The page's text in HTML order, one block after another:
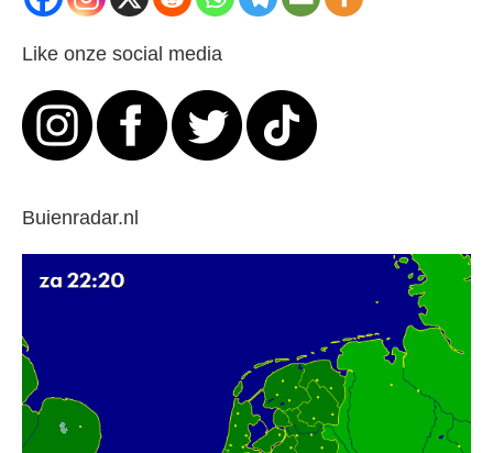
Like onze social media
Buienradar.nl